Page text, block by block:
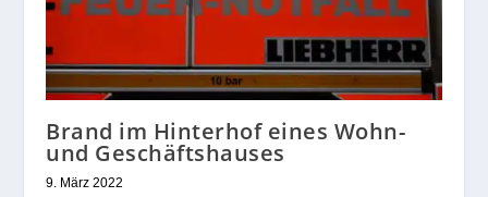
Brand im Hinterhof eines Wohn-
und Geschäftshauses
9. März 2022